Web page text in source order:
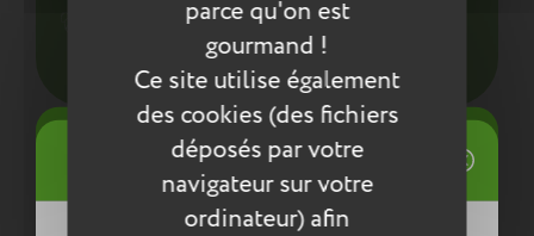
parce qu'on est
gourmand !
Ce site utilise également
des cookies (des fichiers
déposés par votre
navigateur sur votre
ordinateur) afin
éponge légèrement humidifiée à l'eau
savonneuse. N’utilisez pas de produits agressifs
qui risqueraient de détériorer le produit.
Compléter la collection
Mes listes d'envies
((title))
Connexion